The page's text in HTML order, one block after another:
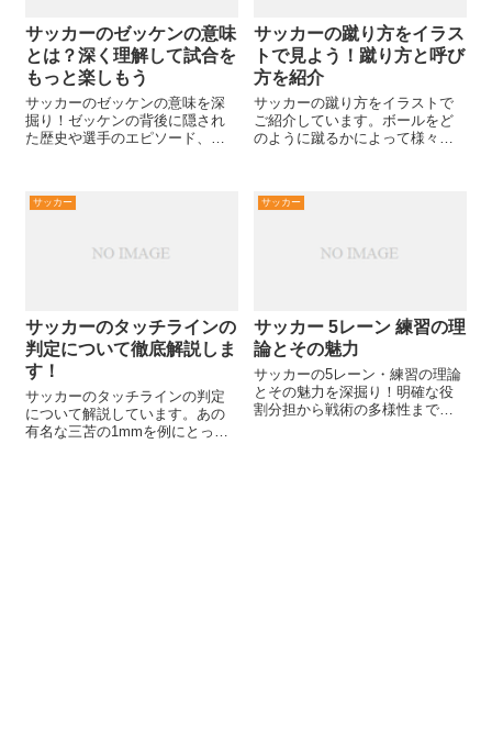
サッカーのゼッケンの意味
とは？深く理解して試合を
もっと楽しもう
サッカーのゼッケンの意味を深
掘り！ゼッケンの背後に隠され
た歴史や選手のエピソード、そ
サッカーの蹴り方をイラス
トで見よう！蹴り方と呼び
方を紹介
サッカーの蹴り方をイラストで
ご紹介しています。ボールをど
のように蹴るかによって様々な
サッカー
サッカーのタッチラインの
判定について徹底解説しま
す！
サッカーのタッチラインの判定
について解説しています。あの
有名な三苫の1mmを例にとっ
サッカー
サッカー 5レーン 練習の理
論とその魅力
サッカーの5レーン・練習の理論
とその魅力を深掘り！明確な役
割分担から戦術の多様性まで、